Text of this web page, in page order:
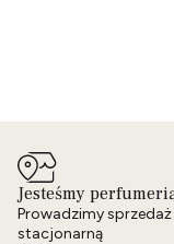
Jesteśmy
Prowadzimy sprzedaż
stacjonarną